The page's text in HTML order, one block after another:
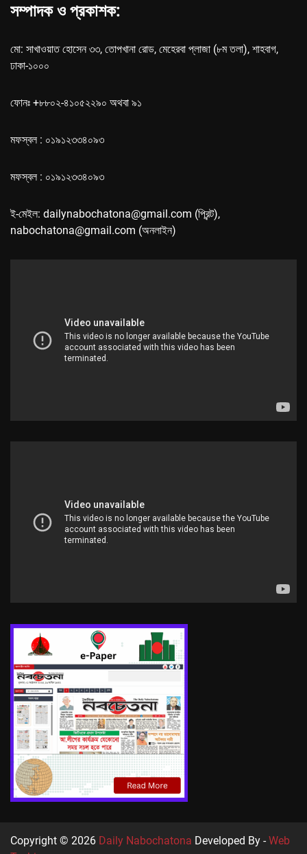
সম্পাদক ও প্রকাশক:
মো: সাখাওয়াত হোসেন ৩৩, তোপখানা রোড, মেহেরবা প্লাজা (৮ম তলা), শাহবাগ,
ঢাকা-১০০০
ফোনঃ +৮৮০২-৪১০৫২২৯০ অথবা ৯১
মফস্বল : ০১৯১২৩৩৪০৯৩
মফস্বল : ০১৯১২৩৩৪০৯৩
ই-মেইল: dailynabochatona@gmail.com (প্রিন্ট),
nabochatona@gmail.com (অনলাইন)
Copyright © 2026 Daily Nabochatona Developed By -Web